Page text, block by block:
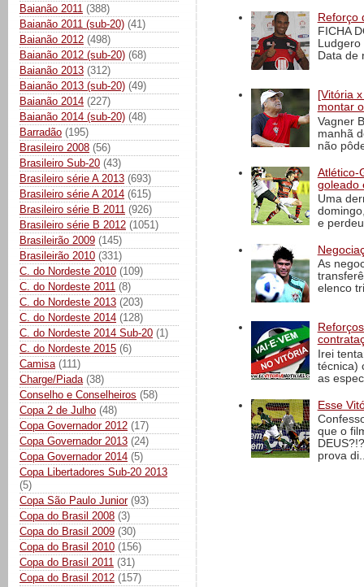
Baianão 2011 (388)
Baianão 2011 (sub-20) (41)
Baianão 2012 (498)
Baianão 2012 (sub-20) (68)
Baianão 2013 (312)
Baianão 2013 (sub-20) (49)
Baianão 2014 (227)
Baianão 2014 (sub-20) (48)
Barradão (195)
Brasileiro 2008 (56)
Brasileiro Sub-20 (43)
Brasileiro série A 2013 (693)
Brasileiro série A 2014 (615)
Brasileiro série B 2011 (926)
Brasileiro série B 2012 (1051)
Brasileirão 2009 (145)
Brasileirão 2010 (331)
C. do Nordeste 2010 (109)
C. do Nordeste 2011 (8)
C. do Nordeste 2013 (203)
C. do Nordeste 2014 (128)
C. do Nordeste 2014 Sub-20 (1)
C. do Nordeste 2015 (6)
Camisa (111)
Charge/Piada (38)
Conselho e Conselheiros (58)
Copa 2 de Julho (48)
Copa Governador 2012 (17)
Copa Governador 2013 (24)
Copa Governador 2014 (5)
Copa Libertadores Sub-20 2013
(5)
Copa São Paulo Junior (93)
Copa do Brasil 2008 (3)
Copa do Brasil 2009 (30)
Copa do Brasil 2010 (156)
Copa do Brasil 2011 (31)
Copa do Brasil 2012 (157)
Reforço
FICHA
Data de
[Vitória
montar
Vagner
manhã
não
Atlético-
goleado
Uma
e
As
elenco
Irei
técnica)
as
Esse
que o
prova